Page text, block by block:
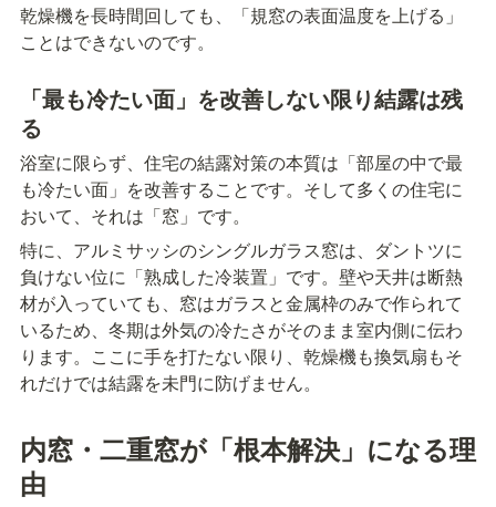
乾燥機を長時間回しても、「規窓の表面温度を上げる」
ことはできないのです。
「最も冷たい面」を改善しない限り結露は残
る
浴室に限らず、住宅の結露対策の本質は「部屋の中で最
も冷たい面」を改善することです。そして多くの住宅に
おいて、それは「窓」です。
特に、アルミサッシのシングルガラス窓は、ダントツに
負けない位に「熟成した冷装置」です。壁や天井は断熱
材が入っていても、窓はガラスと金属枠のみで作られて
いるため、冬期は外気の冷たさがそのまま室内側に伝わ
ります。ここに手を打たない限り、乾燥機も換気扇もそ
れだけでは結露を未門に防げません。
内窓・二重窓が「根本解決」になる理
由